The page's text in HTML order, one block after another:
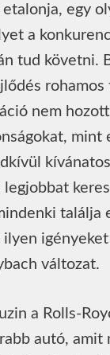
etalonja, egy
a
tud követni.
rohamos
nem
mint
legjobbat
találja
ilyen
változat.
a Rolls-
autó, amit